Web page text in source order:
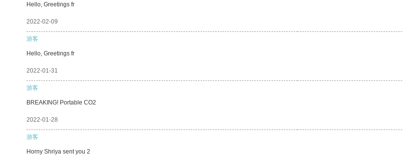
Hello, Greetings fr
2022-02-09
游客
Hello, Greetings fr
2022-01-31
游客
BREAKING! Portable CO2
2022-01-28
游客
Horny Shriya sent you 2